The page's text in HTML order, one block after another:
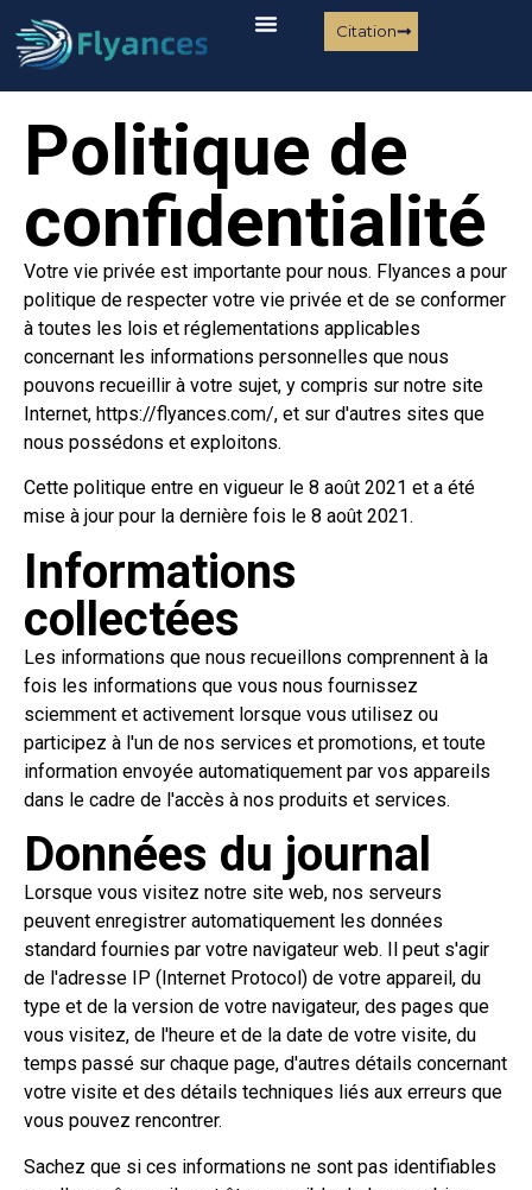
Citation
Politique de
confidentialité
Votre vie privée est importante pour nous. Flyances a pour
politique de respecter votre vie privée et de se conformer
à toutes les lois et réglementations applicables
concernant les informations personnelles que nous
pouvons recueillir à votre sujet, y compris sur notre site
Internet, https://flyances.com/, et sur d'autres sites que
nous possédons et exploitons.
Cette politique entre en vigueur le 8 août 2021 et a été
mise à jour pour la dernière fois le 8 août 2021.
Informations
collectées
Les informations que nous recueillons comprennent à la
fois les informations que vous nous fournissez
sciemment et activement lorsque vous utilisez ou
participez à l'un de nos services et promotions, et toute
information envoyée automatiquement par vos appareils
dans le cadre de l'accès à nos produits et services.
Données du journal
Lorsque vous visitez notre site web, nos serveurs
peuvent enregistrer automatiquement les données
standard fournies par votre navigateur web. Il peut s'agir
de l'adresse IP (Internet Protocol) de votre appareil, du
type et de la version de votre navigateur, des pages que
vous visitez, de l'heure et de la date de votre visite, du
temps passé sur chaque page, d'autres détails concernant
votre visite et des détails techniques liés aux erreurs que
vous pouvez rencontrer.
Sachez que si ces informations ne sont pas identifiables